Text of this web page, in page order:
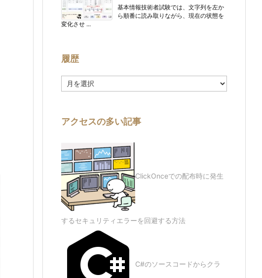
基本情報技術者試験では、文字列を左か
ら順番に読み取りながら、現在の状態を
変化させ ...
履歴
歴
アクセスの多い記事
ClickOnceでの配布時に発生
するセキュリティエラーを回避する方法
C#のソースコードからクラ